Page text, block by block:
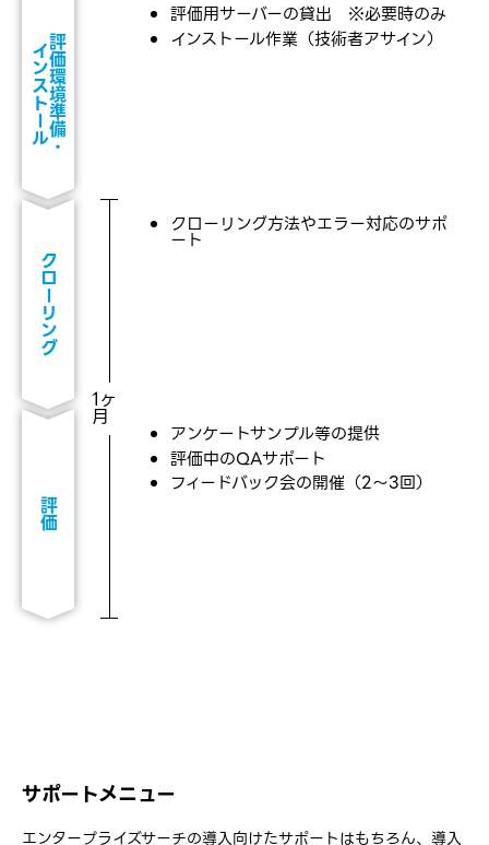
評価環境準備・
インストール
クローリング
評価
1ヶ
月
評価用サーバーの貸出 ※必要時のみ
インストール作業（技術者アサイン）
クローリング方法やエラー対応のサポ
ート
アンケートサンプル等の提供
評価中のQAサポート
フィードバック会の開催（2〜3回）
サポートメニュー
エンタープライズサーチの導入向けたサポートはもちろん、導入